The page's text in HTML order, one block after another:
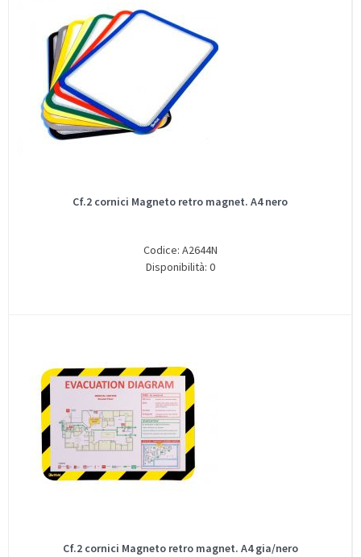
Cf.2 cornici Magneto retro magnet. A4 nero
Codice: A2644N
Disponibilità: 0
Cf.2 cornici Magneto retro magnet. A4 gia/nero